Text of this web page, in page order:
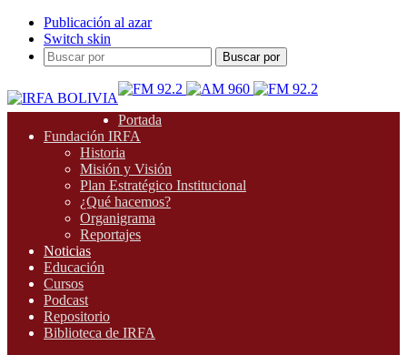
Publicación al azar
Switch skin
Buscar por
Portada
Fundación IRFA
Historia
Misión y Visión
Plan Estratégico Institucional
¿Qué hacemos?
Organigrama
Reportajes
Noticias
Educación
Cursos
Podcast
Repositorio
Biblioteca de IRFA